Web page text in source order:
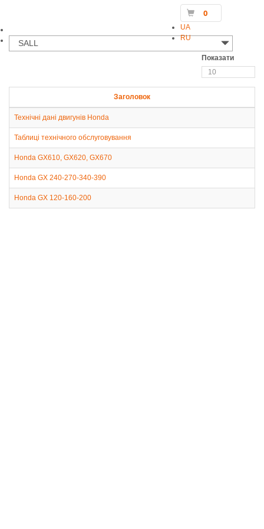
0
UA
RU
SALL
Показати
Заголовок
Технічні дані двигунів Honda
Таблиці технічного обслуговування
Honda GX610, GX620, GX670
Honda GX 240-270-340-390
Honda GX 120-160-200